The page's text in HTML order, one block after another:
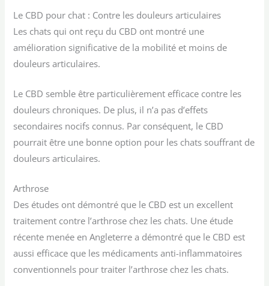
Le CBD pour chat : Contre les douleurs articulaires
Les chats qui ont reçu du CBD ont montré une
amélioration significative de la mobilité et moins de
douleurs articulaires.
Le CBD semble être particulièrement efficace contre les
douleurs chroniques. De plus, il n’a pas d’effets
secondaires nocifs connus. Par conséquent, le CBD
pourrait être une bonne option pour les chats souffrant de
douleurs articulaires.
Arthrose
Des études ont démontré que le CBD est un excellent
traitement contre l’arthrose chez les chats. Une étude
récente menée en Angleterre a démontré que le CBD est
aussi efficace que les médicaments anti-inflammatoires
conventionnels pour traiter l’arthrose chez les chats.